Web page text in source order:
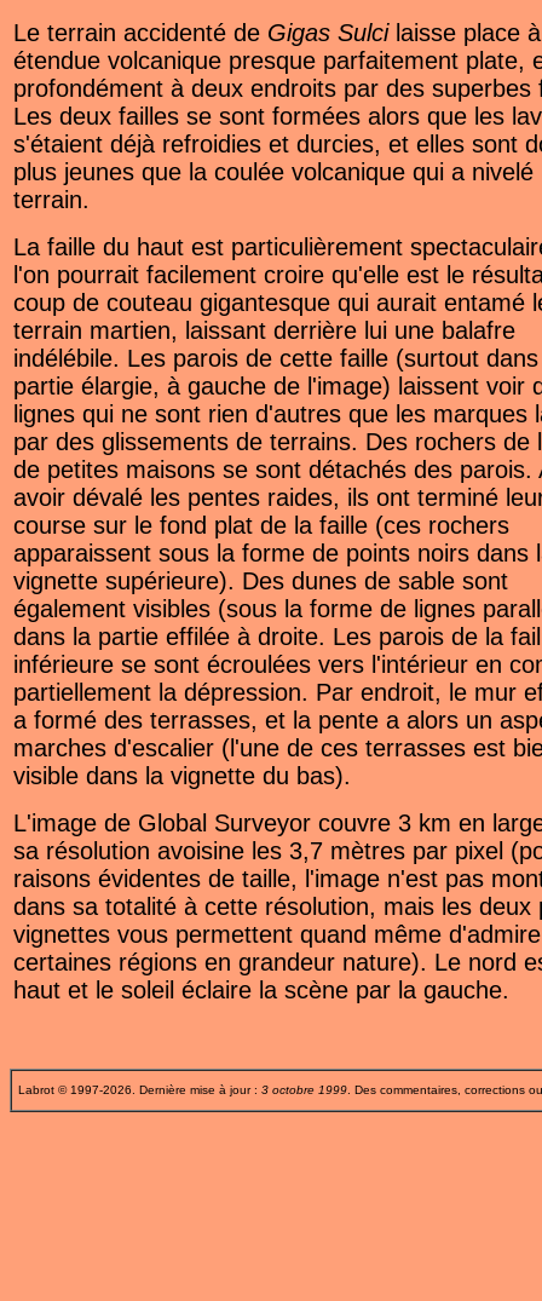
Le terrain accidenté de Gigas Sulcilaisse place
étendue volcanique presque parfaitement plate,
profondément à deux endroits par des superbes
Les deux failles se sont formées alors que les
s'étaient déjà refroidies et durcies, et elles sont
plus jeunes que la coulée volcanique qui a nivelé
terrain.
La faille du haut est particulièrement
l'on pourrait facilement croire qu'elle est le
coup de couteau gigantesque qui aurait entamé
terrain martien, laissant derrière lui une balafre
indélébile. Les parois de cette faille (surtout
partie élargie, à gauche de l'image) laissent voir
lignes qui ne sont rien d'autres que les marques
par des glissements de terrains. Des rochers de
de petites maisons se sont détachés des parois.
avoir dévalé les pentes raides, ils ont terminé
course sur le fond plat de la faille (ces rochers
apparaissent sous la forme de points noirs dans
vignette supérieure). Des dunes de sable sont
également visibles (sous la forme de lignes
dans la partie effilée à droite. Les parois de la
inférieure se sont écroulées vers l'intérieur en
partiellement la dépression. Par endroit, le mur
a formé des terrasses, et la pente a alors un
marches d'escalier (l'une de ces terrasses est
visible dans la vignette du bas).
L'image de Global Surveyor couvre 3 km en
sa résolution avoisine les 3,7 mètres par pixel
raisons évidentes de taille, l'image n'est pas
dans sa totalité à cette résolution, mais les deux
vignettes vous permettent quand même
certaines régions en grandeur nature). Le nord
haut et le soleil éclaire la scène par la gauche.
Labrot © 1997-2026. Dernière mise à jour : 3 octobre 1999 . Des commentaires, corrections